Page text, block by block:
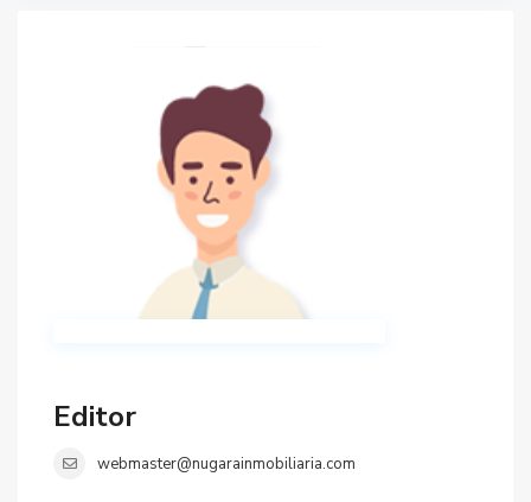
Editor
webmaster@nugarainmobiliaria.com